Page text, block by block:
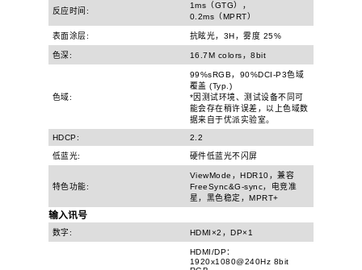
反应时间:
1ms（GTG），
0.2ms（MPRT）
表面涂层: 抗眩光，3H，雾度 25%
色深: 16.7M colors，8bit
色域:
99%sRGB，90%DCI-P3色域
覆盖 (Typ.)
*因测试环境、测试设备不同可
能会存在稍许误差，以上色域数
据来自于优派实验室。
HDCP:
2.2
低蓝光: 硬件低蓝光不闪屏
特色功能:
ViewMode，HDR10，兼容
FreeSync&G-sync，电竞准
星，黑色稳定，MPRT+
输入讯号
数字: HDMI×2，DP×1
HDMI/DP：
1920x1080@240Hz 8bit